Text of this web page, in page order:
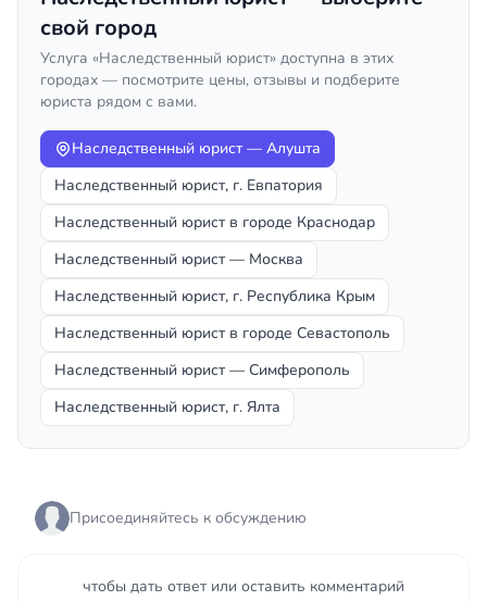
свой город
Услуга «Наследственный юрист» доступна в этих
городах — посмотрите цены, отзывы и подберите
юриста рядом с вами.
Наследственный юрист — Алушта
Наследственный юрист, г. Евпатория
Наследственный юрист в городе Краснодар
Наследственный юрист — Москва
Наследственный юрист, г. Республика Крым
Наследственный юрист в городе Севастополь
Наследственный юрист — Симферополь
Наследственный юрист, г. Ялта
Присоединяйтесь к обсуждению
чтобы дать ответ или оставить комментарий